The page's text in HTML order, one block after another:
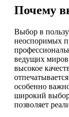
Почему
Выбор в
неоспоримых
ведущих
высокое
особенно
широкий
позволяет